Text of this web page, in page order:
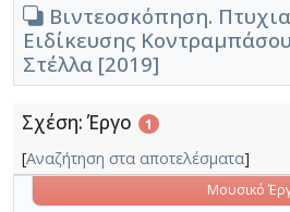
Βιντεοσκόπηση.
Ειδίκευσης
Στέλλα [2019]
Σχέση: Έργο 1
[Αναζήτηση στα αποτελέσματα]
Μουσικό